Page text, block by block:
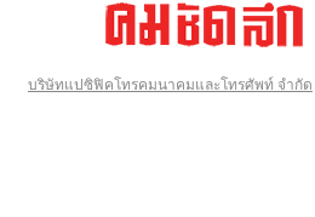
บริษัทแปซิฟิคโทรคมนาคมและโทรศัพท์ จำกัด